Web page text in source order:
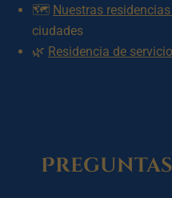
🗺️ Nuestras
ciudades
🌿 Residencia de